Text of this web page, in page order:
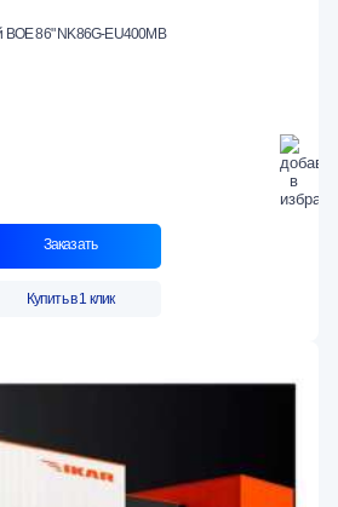
86" NK86G-EU400MB
Заказать
Купить в 1 клик